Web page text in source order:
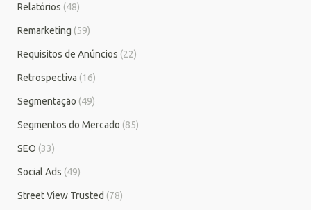
Relatórios (48)
Remarketing (59)
Requisitos de Anúncios (22)
Retrospectiva (16)
Segmentação (49)
Segmentos do Mercado (85)
SEO (33)
Social Ads (49)
Street View Trusted (78)